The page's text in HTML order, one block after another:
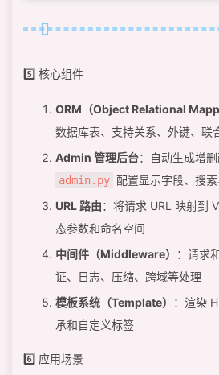
5️⃣ 核心组件
ORM（Object Relational
数据库表、支持关系、外键、联
Admin 管理后台：自动生成增
admin.py 配置显示字段、搜
URL 路由：将请求 URL 映射到
态参数和命名空间
中间件（Middleware）
：请求
证、日志、压缩、跨域等处理
模板系统（Template）
：渲染
承和自定义标签
6️⃣ 应用场景